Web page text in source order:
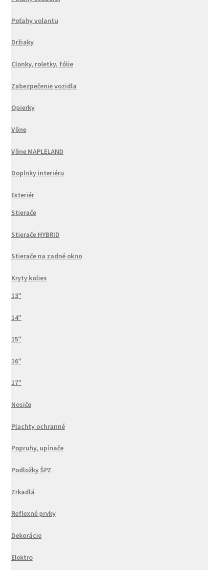
Poťahy volantu
Držiaky
Clonky, roletky, fólie
Zabezpečenie vozidla
Opierky
Vône
Vône MAPLELAND
Doplnky interiéru
Exteriér
Stierače
Stierače HYBRID
Stierače na zadné okno
Kryty kolies
13"
14"
15"
16"
17"
Nosiče
Plachty ochranné
Popruhy, upínače
Podložky ŠPZ
Zrkadlá
Reflexné prvky
Dekorácie
Elektro